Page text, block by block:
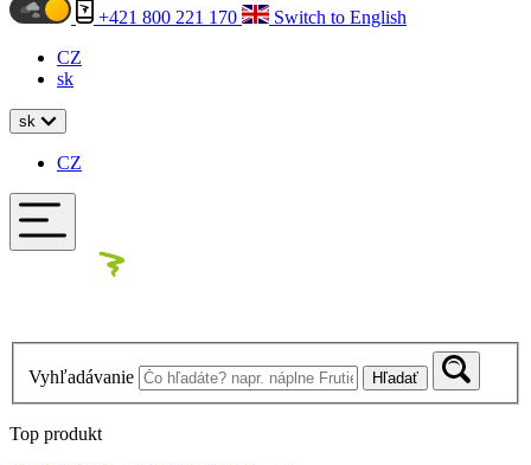
+421 800 221 170
Switch to English
CZ
sk
sk
CZ
Vyhľadávanie Hľadať
Top produkt